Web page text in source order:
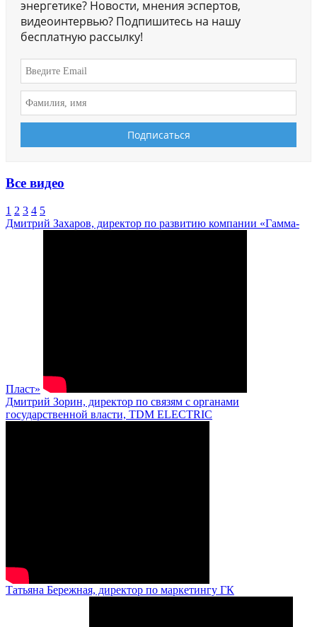
энергетике? Новости, мнения эспертов,
видеоинтервью? Подпишитесь на нашу
бесплатную рассылку!
Все видео
1 2 3 4 5
Дмитрий Захаров, директор по развитию компании «Гамма-
Пласт»
Дмитрий Зорин, директор по связям с органами
государственной власти, TDM ELECTRIC
Татьяна Бережная, директор по маркетингу ГК